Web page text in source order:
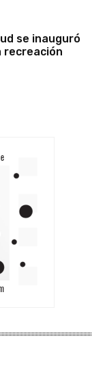
se inauguró
recreación